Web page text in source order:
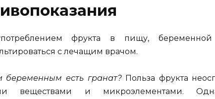
фрукта в пищу,
с лечащим врачом.
беременным есть гранат?Польза фрукта
веществами и микроэлементами.